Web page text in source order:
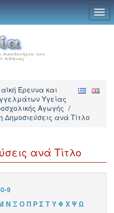
Έρευνα και
Υγείας
Αγωγής /
Δημοσιεύσεις ανά Τίτλο
ανά Τίτλο
0-9
Ν Ξ Ο Π Ρ Σ Τ Υ Φ Χ Ψ Ω